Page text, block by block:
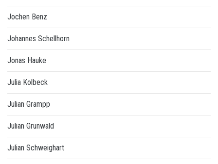
Jochen Benz
Johannes Schellhorn
Jonas Hauke
Julia Kolbeck
Julian Grampp
Julian Grunwald
Julian Schweighart